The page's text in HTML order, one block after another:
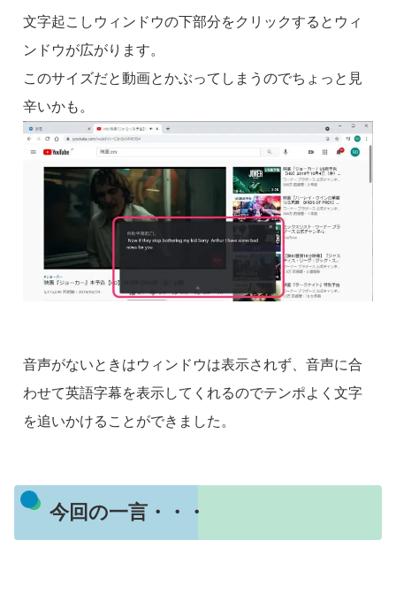
文字起こしウィンドウの下部分をクリックするとウィ
ンドウが広がります。
このサイズだと動画とかぶってしまうのでちょっと見
辛いかも。
音声がないときはウィンドウは表示されず、音声に合
わせて英語字幕を表示してくれるのでテンポよく文字
を追いかけることができました。
今回の一言・・・